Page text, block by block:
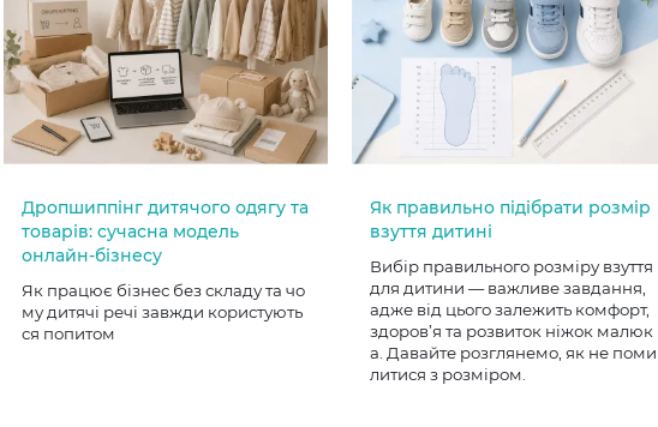
Дропшиппінг дитячого одягу та
товарів: сучасна модель
онлайн-бізнесу
Як працює бізнес без складу та чо
му дитячі речі завжди користують
ся попитом
Як правильно підібрати розмір
взуття дитині
Вибір правильного розміру взуття
для дитини — важливе завдання,
адже від цього залежить комфорт,
здоров’я та розвиток ніжок малюк
а. Давайте розглянемо, як не поми
литися з розміром.